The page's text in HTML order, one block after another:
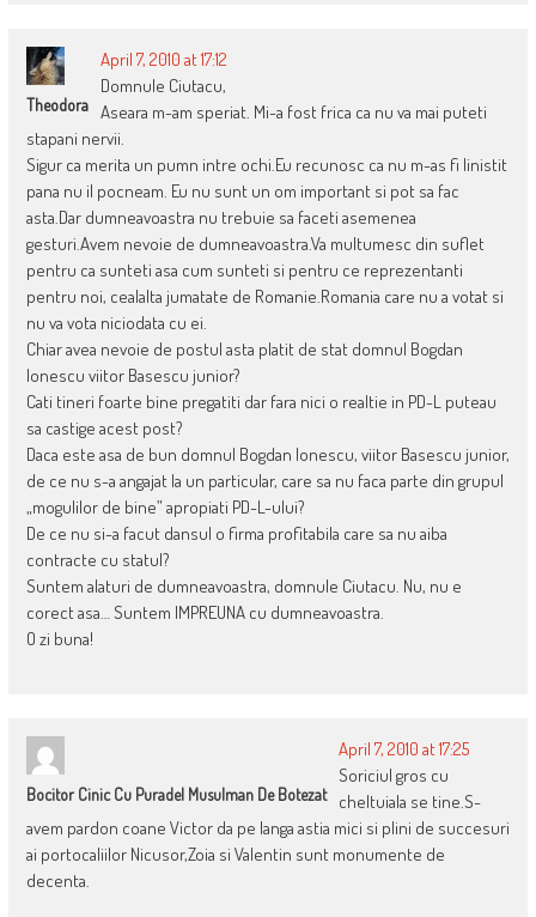
Theodora
April 7, 2010 at 17:12
Domnule Ciutacu,
Aseara m-am speriat. Mi-a fost frica ca nu va mai puteti
stapani nervii.
Sigur ca merita un pumn intre ochi.Eu recunosc ca nu m-as fi linistit
pana nu il pocneam. Eu nu sunt un om important si pot sa fac
asta.Dar dumneavoastra nu trebuie sa faceti asemenea
gesturi.Avem nevoie de dumneavoastra.Va multumesc din suflet
pentru ca sunteti asa cum sunteti si pentru ce reprezentanti
pentru noi, cealalta jumatate de Romanie.Romania care nu a votat si
nu va vota niciodata cu ei.
Chiar avea nevoie de postul asta platit de stat domnul Bogdan
Ionescu viitor Basescu junior?
Cati tineri foarte bine pregatiti dar fara nici o realtie in PD-L puteau
sa castige acest post?
Daca este asa de bun domnul Bogdan Ionescu, viitor Basescu junior,
de ce nu s-a angajat la un particular, care sa nu faca parte din grupul
„mogulilor de bine” apropiati PD-L-ului?
De ce nu si-a facut dansul o firma profitabila care sa nu aiba
contracte cu statul?
Suntem alaturi de dumneavoastra, domnule Ciutacu. Nu, nu e
corect asa… Suntem IMPREUNA cu dumneavoastra.
O zi buna!
Bocitor Cinic Cu Puradel Musulman De Botezat
April 7, 2010 at 17:25
Soriciul gros cu
cheltuiala se tine.S-
avem pardon coane Victor da pe langa astia mici si plini de succesuri
ai portocaliilor Nicusor,Zoia si Valentin sunt monumente de
decenta.